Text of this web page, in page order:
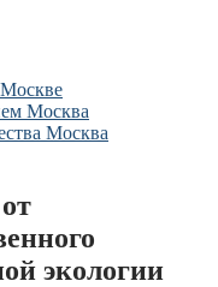
Москва
Москва
экологии